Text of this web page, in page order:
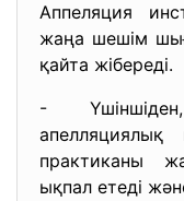
Аппеляция
жаңа шешім
қайта жібереді.
-
практиканы
ықпал етеді